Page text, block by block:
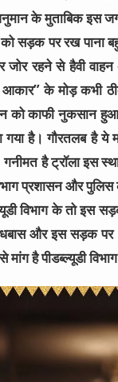
के मुताबिक इस
को सड़क पर रख
जोर रहने से हैवी
के मोड़ कभी
काफी नुकसान हुआ
है। गौरतलब है ये
गनीमत है ट्रॉला इस
प्रशासन और
विभाग के तो इस
और इस सड़क पर
है पीडब्ल्यूडी